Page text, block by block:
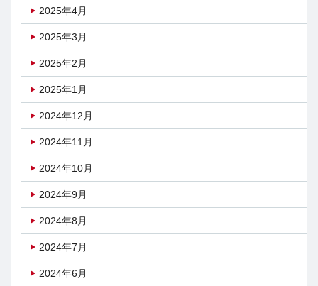
2025年4月
2025年3月
2025年2月
2025年1月
2024年12月
2024年11月
2024年10月
2024年9月
2024年8月
2024年7月
2024年6月